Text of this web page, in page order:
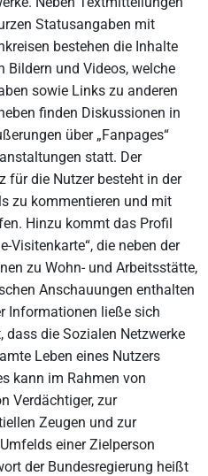
Statusangaben mit
bestehen die Inhalte
Bildern und Videos, welche
sowie Links zu anderen
finden Diskussionen in
über „Fanpages“
statt. Der
für die Nutzer besteht in der
zu kommentieren und mit
Hinzu kommt das Profil
Visitenkarte“, die neben der
zu Wohn- und Arbeitsstätte,
Anschauungen enthalten
Informationen ließe sich
dass die Sozialen Netzwerke
Leben eines Nutzers
kann im Rahmen von
Verdächtiger, zur
Zeugen und zur
einer Zielperson
der Bundesregierung heißt